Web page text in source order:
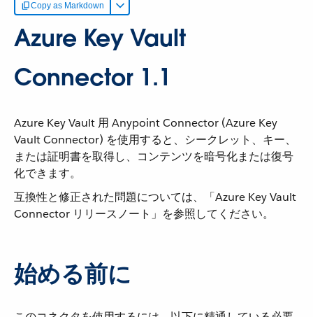
Copy as Markdown
Azure Key Vault
Connector 1.1
Azure Key Vault 用 Anypoint Connector (Azure Key
Vault Connector) を使用すると、シークレット、キー、
または証明書を取得し、コンテンツを暗号化または復号
化できます。
互換性と修正された問題については、「Azure Key Vault
Connector リリースノート」を参照してください。
始める前に